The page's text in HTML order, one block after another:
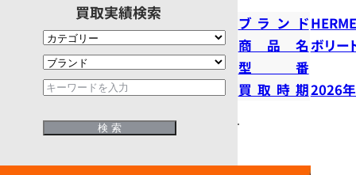
買取実績検索
ブランド
商品名ボリー
型番
買取時期2026